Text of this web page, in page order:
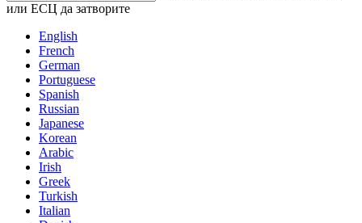
или ЕСЦ да затворите
English
French
German
Portuguese
Spanish
Russian
Japanese
Korean
Arabic
Irish
Greek
Turkish
Italian